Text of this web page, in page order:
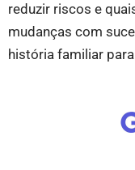
reduzir riscos e
mudanças com
história familiar